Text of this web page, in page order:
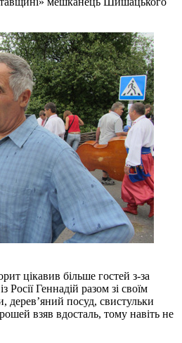
цікавив більше гостей з-за
Росії Геннадій разом зі своїм
посуд, свистульки
взяв вдосталь, тому навіть не